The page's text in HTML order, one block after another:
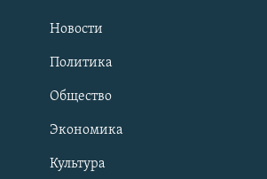
Новости
Политика
Общество
Экономика
Культура